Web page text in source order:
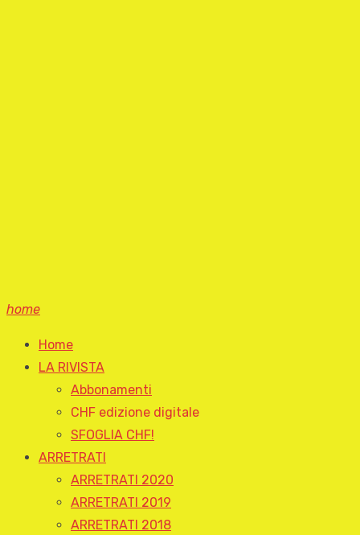
home
Home
LA RIVISTA
Abbonamenti
CHF edizione digitale
SFOGLIA CHF!
ARRETRATI
ARRETRATI 2020
ARRETRATI 2019
ARRETRATI 2018